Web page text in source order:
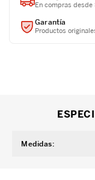
En compras
Garantía
Productos
Medidas: